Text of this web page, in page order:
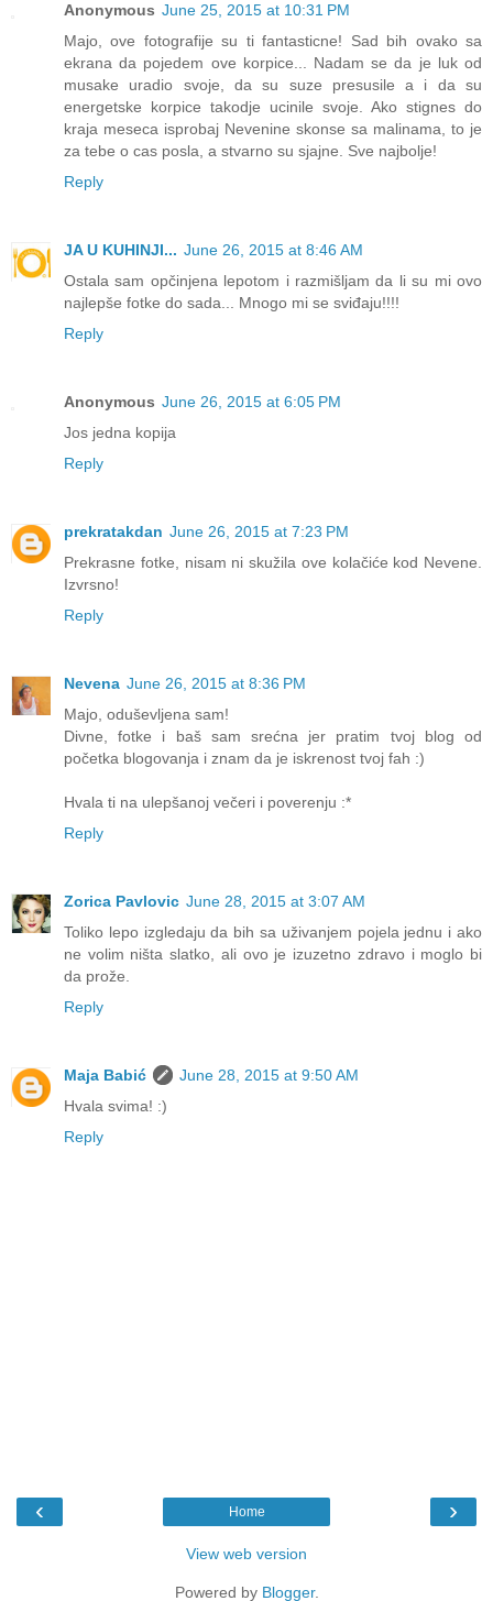
Anonymous June 25, 2015 at 10:31 PM
Majo, ove fotografije su ti fantasticne! Sad bih ovako sa
ekrana da pojedem ove korpice... Nadam se da je luk od
musake uradio svoje, da su suze presusile a i da su
energetske korpice takodje ucinile svoje. Ako stignes do
kraja meseca isprobaj Nevenine skonse sa malinama, to je
za tebe o cas posla, a stvarno su sjajne. Sve najbolje!
Reply
JA U KUHINJI... June 26, 2015 at 8:46 AM
Ostala sam opčinjena lepotom i razmišljam da li su mi ovo
najlepše fotke do sada... Mnogo mi se sviđaju!!!!
Reply
Anonymous June 26, 2015 at 6:05 PM
Jos jedna kopija
Reply
prekratakdan June 26, 2015 at 7:23 PM
Prekrasne fotke, nisam ni skužila ove kolačiće kod Nevene.
Izvrsno!
Reply
Nevena June 26, 2015 at 8:36 PM
Majo, oduševljena sam!
Divne, fotke i baš sam srećna jer pratim tvoj blog od
početka blogovanja i znam da je iskrenost tvoj fah :)
Hvala ti na ulepšanoj večeri i poverenju :*
Reply
Zorica Pavlovic June 28, 2015 at 3:07 AM
Toliko lepo izgledaju da bih sa uživanjem pojela jednu i ako
ne volim ništa slatko, ali ovo je izuzetno zdravo i moglo bi
da prože.
Reply
Maja Babić
June 28, 2015 at 9:50 AM
Hvala svima! :)
Reply
‹ ›
Home
View web version
Powered by Blogger.